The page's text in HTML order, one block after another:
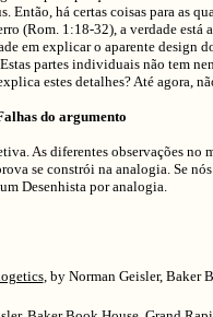
Então, há certas coisas para as
(Rom. 1:18-32), a verdade está
em explicar o aparente design
partes individuais não tem
estes detalhes? Até agora,
do argumento
As diferentes observações no
se constrói na analogia. Se
Desenhista por analogia.
, by Norman Geisler, Baker